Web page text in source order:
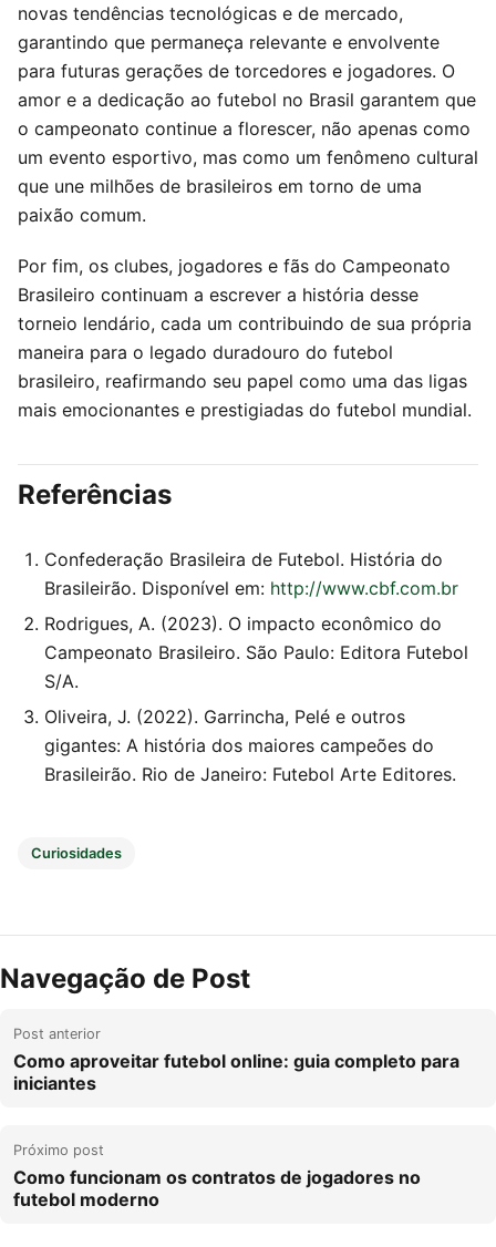
novas tendências tecnológicas e de mercado,
garantindo que permaneça relevante e envolvente
para futuras gerações de torcedores e jogadores. O
amor e a dedicação ao futebol no Brasil garantem que
o campeonato continue a florescer, não apenas como
um evento esportivo, mas como um fenômeno cultural
que une milhões de brasileiros em torno de uma
paixão comum.
Por fim, os clubes, jogadores e fãs do Campeonato
Brasileiro continuam a escrever a história desse
torneio lendário, cada um contribuindo de sua própria
maneira para o legado duradouro do futebol
brasileiro, reafirmando seu papel como uma das ligas
mais emocionantes e prestigiadas do futebol mundial.
Referências
Confederação Brasileira de Futebol. História do
Brasileirão. Disponível em: http://www.cbf.com.br
Rodrigues, A. (2023). O impacto econômico do
Campeonato Brasileiro. São Paulo: Editora Futebol
S/A.
Oliveira, J. (2022). Garrincha, Pelé e outros
gigantes: A história dos maiores campeões do
Brasileirão. Rio de Janeiro: Futebol Arte Editores.
Curiosidades
Navegação de Post
Post anterior
Como aproveitar futebol online: guia completo para
iniciantes
Próximo post
Como funcionam os contratos de jogadores no
futebol moderno